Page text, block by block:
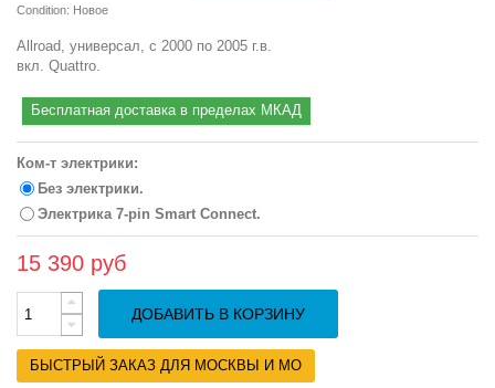
Condition: Новое
Allroad, универсал, с 2000 по 2005 г.в.
вкл. Quattro.
Бесплатная доставка в пределах МКАД
Ком-т электрики:
Без электрики.
Электрика 7-pin Smart Connect.
15 390 руб
ДОБАВИТЬ В КОРЗИНУ
БЫСТРЫЙ ЗАКАЗ ДЛЯ МОСКВЫ И МО